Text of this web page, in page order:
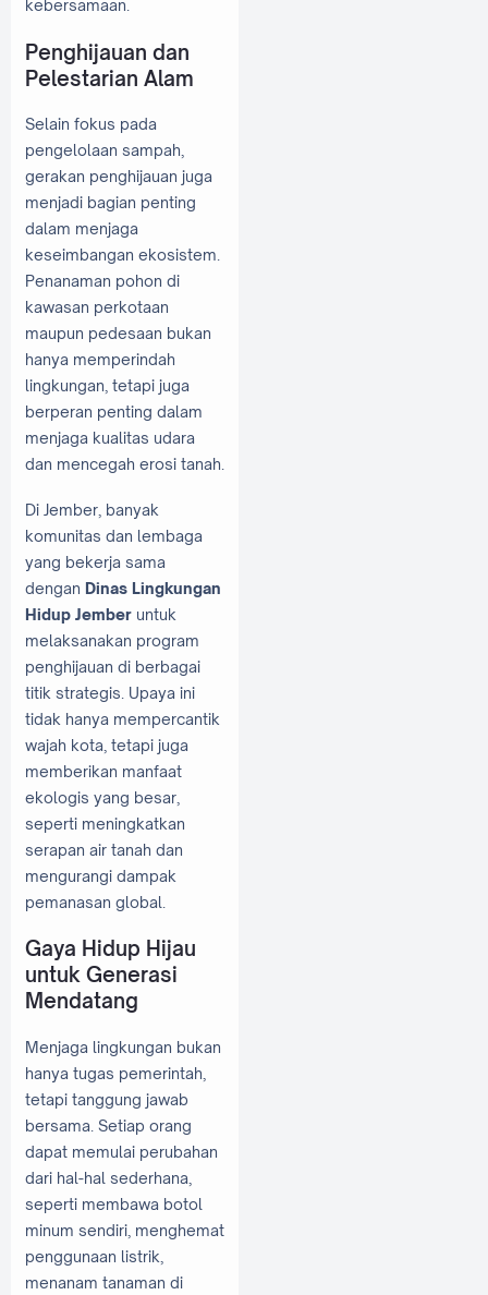
kebersamaan.
Penghijauan dan
Pelestarian Alam
Selain fokus pada
pengelolaan sampah,
gerakan penghijauan juga
menjadi bagian penting
dalam menjaga
keseimbangan ekosistem.
Penanaman pohon di
kawasan perkotaan
maupun pedesaan bukan
hanya memperindah
lingkungan, tetapi juga
berperan penting dalam
menjaga kualitas udara
dan mencegah erosi tanah.
Di Jember, banyak
komunitas dan lembaga
yang bekerja sama
dengan Dinas Lingkungan
Hidup Jember untuk
melaksanakan program
penghijauan di berbagai
titik strategis. Upaya ini
tidak hanya mempercantik
wajah kota, tetapi juga
memberikan manfaat
ekologis yang besar,
seperti meningkatkan
serapan air tanah dan
mengurangi dampak
pemanasan global.
Gaya Hidup Hijau
untuk Generasi
Mendatang
Menjaga lingkungan bukan
hanya tugas pemerintah,
tetapi tanggung jawab
bersama. Setiap orang
dapat memulai perubahan
dari hal-hal sederhana,
seperti membawa botol
minum sendiri, menghemat
penggunaan listrik,
menanam tanaman di